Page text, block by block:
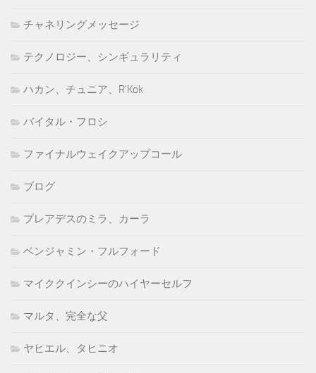
チャネリングメッセージ
テクノロジー、シンギュラリティ
ハカン、チュニア、R'Kok
バイタル・フロシ
ファイナルウェイクアップコール
ブログ
プレアデスのミラ、カーラ
ベンジャミン・フルフォード
マイククインシーのハイヤーセルフ
マルタ、完全な父
ヤヒエル、タヒニオ